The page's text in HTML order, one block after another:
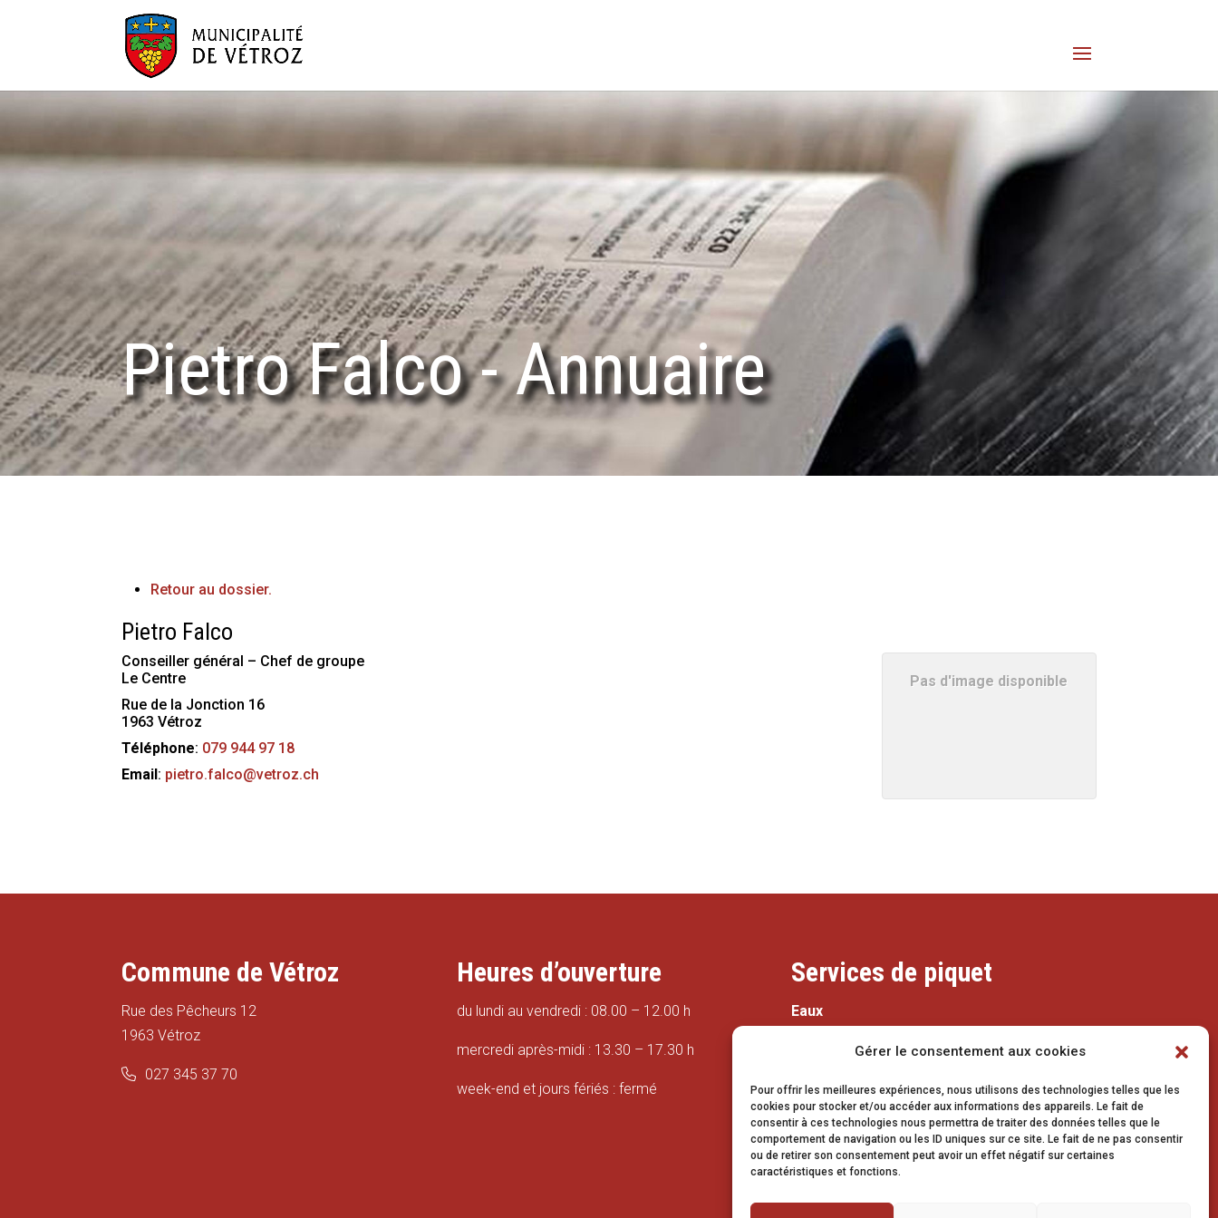
Gérer le consentement aux cookies
Pour offrir les meilleures expériences, nous utilisons des technologies telles que les
cookies pour stocker et/ou accéder aux informations des appareils. Le fait de
consentir à ces technologies nous permettra de traiter des données telles que le
comportement de navigation ou les ID uniques sur ce site. Le fait de ne pas consentir
ou de retirer son consentement peut avoir un effet négatif sur certaines
caractéristiques et fonctions.
Pietro Falco - Annuaire
Retour au dossier.
Pietro Falco
Conseiller général – Chef de groupe
Le Centre
Rue de la Jonction 16
1963 Vétroz
Téléphone: 079 944 97 18
Email: pietro.falco@vetroz.ch
Pas d'image disponible
Commune de Vétroz
Rue des Pêcheurs 12
1963 Vétroz
027 345 37 70
Heures d’ouverture
du lundi au vendredi : 08.00 – 12.00 h
mercredi après-midi : 13.30 – 17.30 h
week-end et jours fériés : fermé
Services de piquet
Eaux
079 337 66 42
eaux@vetroz.ch
Travaux publics
079 213 92 08
travaux.publics@vetroz.ch